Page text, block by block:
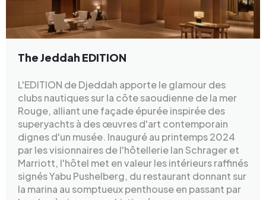
The Jeddah EDITION
L'EDITION de Djeddah apporte le glamour des
clubs nautiques sur la côte saoudienne de la mer
Rouge, alliant une façade épurée inspirée des
superyachts à des œuvres d'art contemporain
dignes d'un musée. Inauguré au printemps 2024
par les visionnaires de l'hôtellerie Ian Schrager et
Marriott, l'hôtel met en valeur les intérieurs raffinés
signés Yabu Pushelberg, du restaurant donnant sur
la marina au somptueux penthouse en passant par